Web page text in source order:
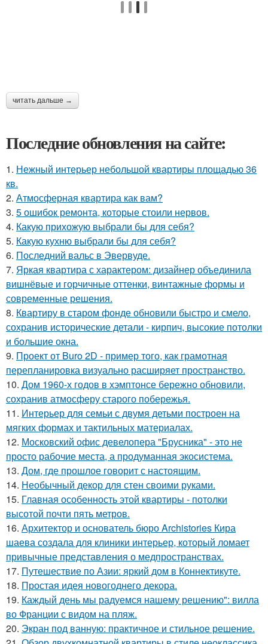
читать дальше →
Последние обновления на сайте:
1. Нежный интерьер небольшой квартиры площадью 36
кв.
2. Атмосферная квартира как вам?
3. 5 ошибок ремонта, которые стоили нервов.
4. Какую прихожую выбрали бы для себя?
5. Какую кухню выбрали бы для себя?
6. Последний вальс в Эвервуде.
7. Яркая квартира с характером: дизайнер объединила
вишнёвые и горчичные оттенки, винтажные формы и
современные решения.
8. Квартиру в старом фонде обновили быстро и смело,
сохранив исторические детали - кирпич, высокие потолки
и большие окна.
9. Проект от Buro 2D - пример того, как грамотная
перепланировка визуально расширяет пространство.
10. Дом 1960-х годов в хэмптонсе бережно обновили,
сохранив атмосферу старого побережья.
11. Интерьер для семьи с двумя детьми построен на
мягких формах и тактильных материалах.
12. Московский офис девелопера "Брусника" - это не
просто рабочие места, а продуманная экосистема.
13. Дом, где прошлое говорит с настоящим.
14. Необычный декор для стен своими руками.
15. Главная особенность этой квартиры - потолки
высотой почти пять метров.
16. Архитектор и основатель бюро Archistories Кира
шаева создала для клиники интерьер, который ломает
привычные представления о медпространствах.
17. Путешествие по Азии: яркий дом в Коннектикуте.
18. Простая идея новогоднего декора.
19. Каждый день мы радуемся нашему решению": вилла
во Франции с видом на пляж.
20. Экран под ванную: практичное и стильное решение.